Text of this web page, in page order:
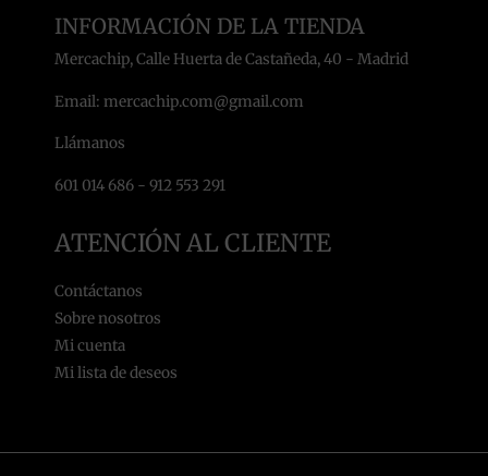
INFORMACIÓN DE LA TIENDA
Mercachip, Calle Huerta de Castañeda, 40 - Madrid
Email: mercachip.com@gmail.com
Llámanos
601 014 686 - 912 553 291
ATENCIÓN AL CLIENTE
Contáctanos
Sobre nosotros
Mi cuenta
Mi lista de deseos